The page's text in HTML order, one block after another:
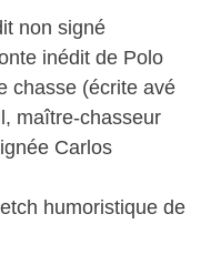
non signé
inédit de Polo
chasse (écrite avé
maître-chasseur
Carlos
humoristique de